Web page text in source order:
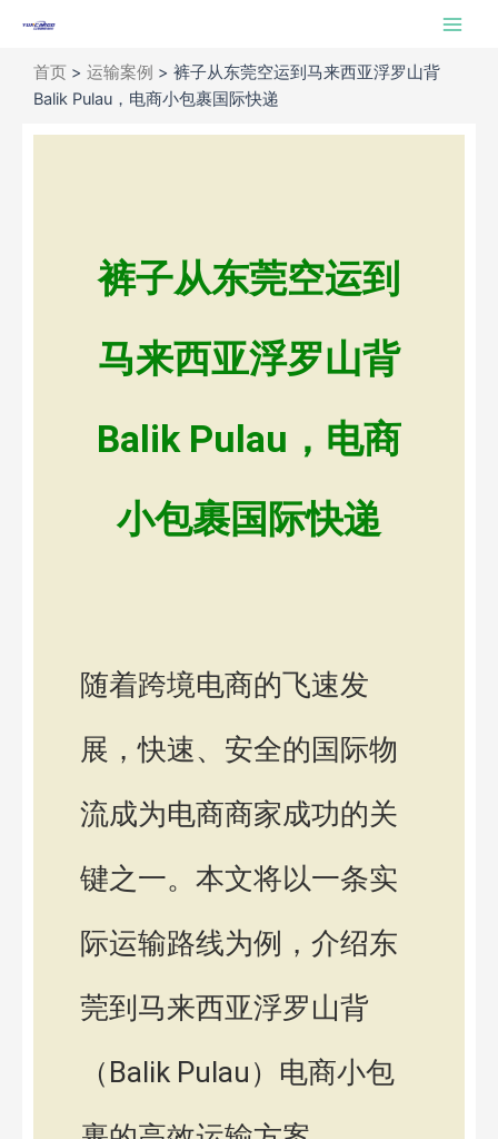
Main
首页 > 运输案例 > 裤子从东莞空运到马来西亚浮罗山背
Balik Pulau，电商小包裹国际快递
裤子从东莞空运到
马来西亚浮罗山背
Balik Pulau，电商
小包裹国际快递
随着跨境电商的飞速发
展，快速、安全的国际物
流成为电商商家成功的关
键之一。本文将以一条实
际运输路线为例，介绍东
莞到马来西亚浮罗山背
（Balik Pulau）电商小包